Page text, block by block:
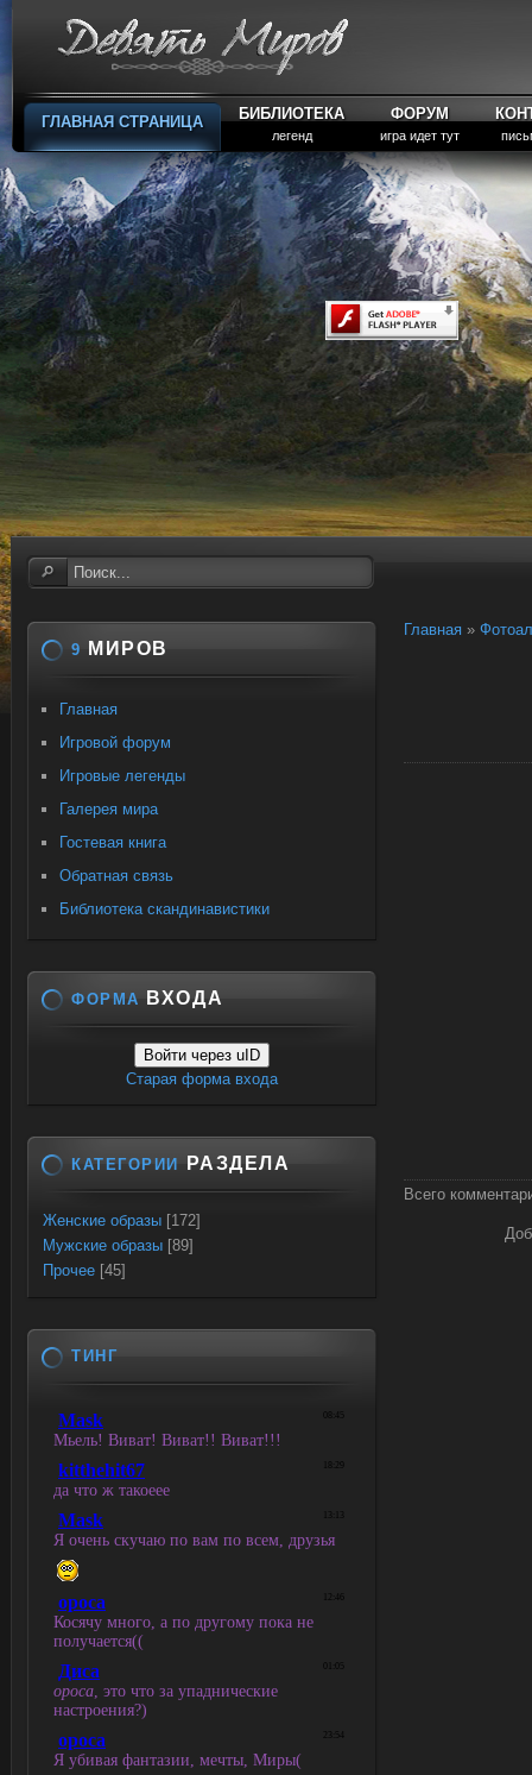
ГЛАВНАЯ СТРАНИЦА БИБЛИОТЕКА
легенд
ФОРУМ
игра идет тут
Главная »
Всего
9 МИРОВ
Главная
Игровой форум
Игровые легенды
Галерея мира
Гостевая книга
Обратная связь
Библиотека скандинавистики
ФОРМА ВХОДА
Войти через uID
Старая форма входа
КАТЕГОРИИ РАЗДЕЛА
Женские образы [172]
Мужские образы [89]
Прочее [45]
ТИНГ